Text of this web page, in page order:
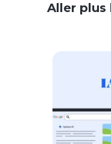
Aller plus